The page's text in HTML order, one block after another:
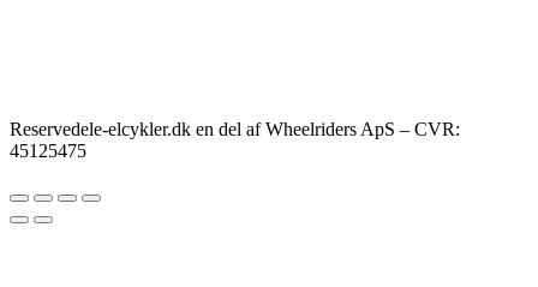
Reservedele-elcykler.dk en del af Wheelriders ApS – CVR:
45125475